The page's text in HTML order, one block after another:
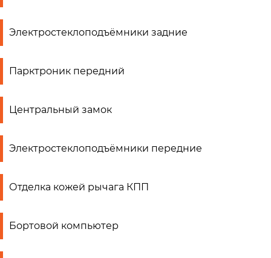
Электростеклоподъёмники задние
Парктроник передний
Центральный замок
Электростеклоподъёмники передние
Отделка кожей рычага КПП
Бортовой компьютер